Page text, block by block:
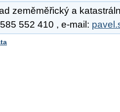
zeměměřický a
552 410 , e-mail: